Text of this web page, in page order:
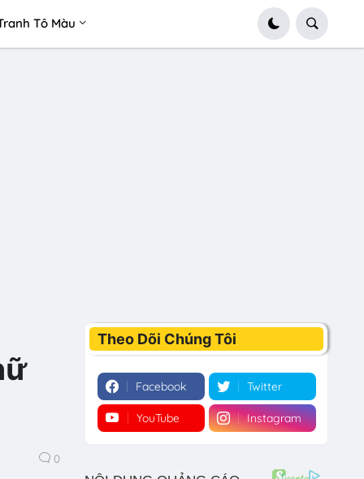
Tô Màu
0
Theo Dõi Chúng Tôi
Facebook Twitter
YouTube Instagram